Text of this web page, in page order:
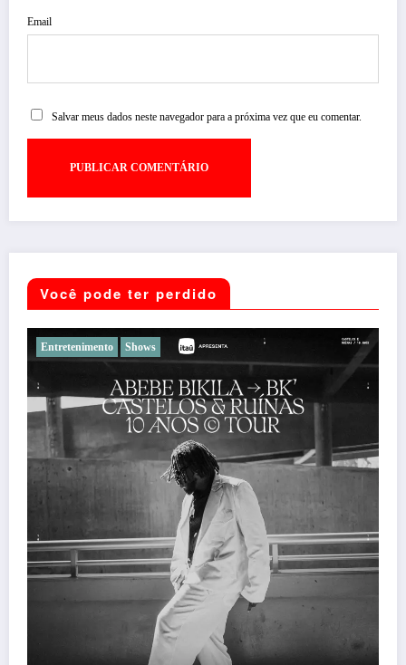
Email
Salvar meus dados neste navegador para a próxima vez que eu comentar.
Você pode ter perdido
Entretenimento Noticias
Esplanada fica pequena e CÊ TÁ DOIDO
anuncia mudança para o gramado do Mineirão
6 de agosto de 2026 Felipe Jesus